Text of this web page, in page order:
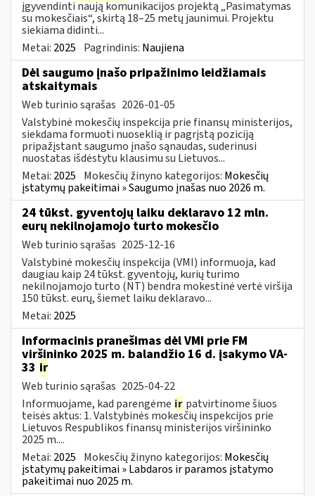
įgyvendinti naują komunikacijos projektą „Pasimatymas
su mokesčiais“, skirtą 18–25 metų jaunimui. Projektu
siekiama didinti...
Metai: 2025 Pagrindinis: Naujiena
Dėl saugumo įnašo pripažinimo leidžiamais
atskaitymais
Web turinio sąrašas 2026-01-05
Valstybinė mokesčių inspekcija prie finansų ministerijos,
siekdama formuoti nuoseklią ir pagrįstą poziciją
pripažįstant saugumo įnašo sąnaudas, suderinusi
nuostatas išdėstytu klausimu su Lietuvos...
Metai: 2025 Mokesčių žinyno kategorijos: Mokesčių
įstatymų pakeitimai » Saugumo įnašas nuo 2026 m.
24 tūkst. gyventojų laiku deklaravo 12 mln.
eurų nekilnojamojo turto mokesčio
Web turinio sąrašas 2025-12-16
Valstybinė mokesčių inspekcija (VMI) informuoja, kad
daugiau kaip 24 tūkst. gyventojų, kurių turimo
nekilnojamojo turto (NT) bendra mokestinė vertė viršija
150 tūkst. eurų, šiemet laiku deklaravo...
Metai: 2025
Informacinis pranešimas dėl VMI prie FM
viršininko 2025 m. balandžio 16 d. įsakymo VA-
33 ir
Web turinio sąrašas 2025-04-22
Informuojame, kad parengėme ir patvirtinome šiuos
teisės aktus: 1. Valstybinės mokesčių inspekcijos prie
Lietuvos Respublikos finansų ministerijos viršininko
2025 m....
Metai: 2025 Mokesčių žinyno kategorijos: Mokesčių
įstatymų pakeitimai » Labdaros ir paramos įstatymo
pakeitimai nuo 2025 m.